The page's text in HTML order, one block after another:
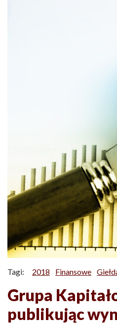
Tagi: 2018 Finansowe
Grupa
publikując